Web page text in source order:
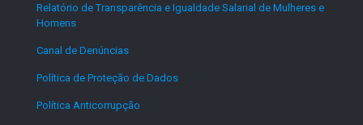
Relatório de Transparência e Igualdade Salarial de Mulheres e
Homens
Canal de Denúncias
Política de Proteção de Dados
Política Anticorrupção